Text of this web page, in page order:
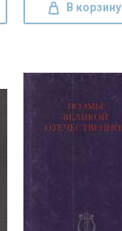
В корзину